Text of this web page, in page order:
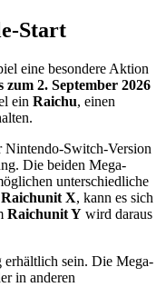
Start
eine besondere Aktion
zum 2. September 2026
ein Raichu, einen
Nintendo-Switch-Version
Die beiden Mega-
unterschiedliche
Raichunit X, kann es sich
Raichunit Y wird daraus
erhältlich sein. Die Mega-
in anderen